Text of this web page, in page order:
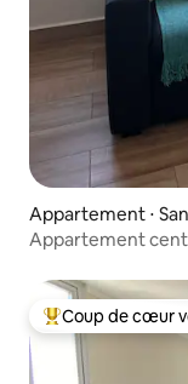
Appartement ⋅
Appartement
Coups de cœur
Coup de cœur